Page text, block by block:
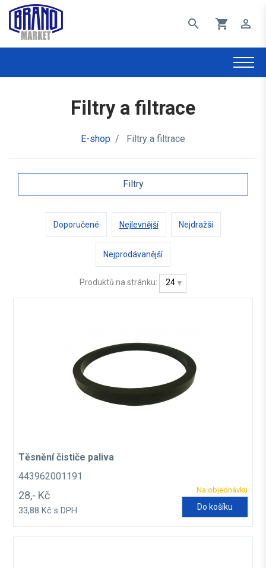
search shopping_cart perm_identity
Filtry a filtrace
E-shop / Filtry a filtrace
Filtry
Doporučené Nejlevnější Nejdražší
Nejprodávanější
Produktů na stránku: 24
Těsnění čističe paliva
443962001191
Na objednávku
28,- Kč
33,88 Kč s DPH Do košíku